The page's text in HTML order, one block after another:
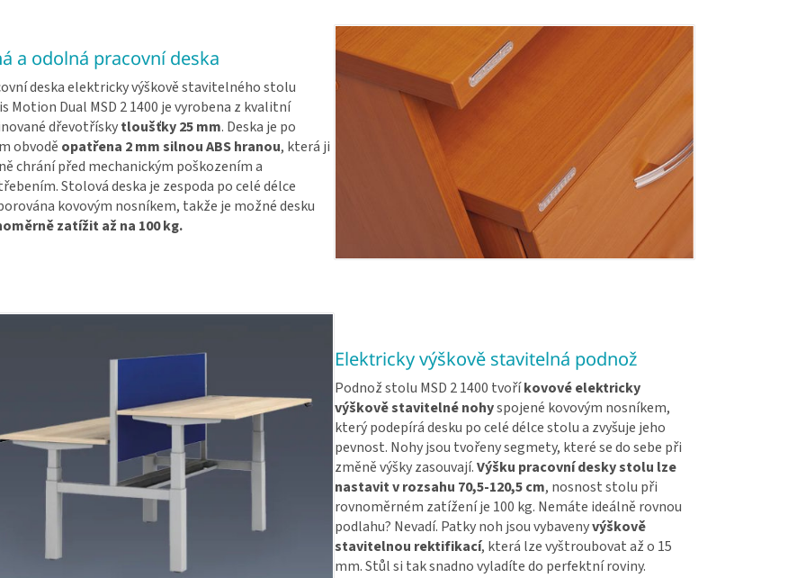
a odolná pracovní deska
deska elektricky výškově stavitelného stolu
Motion Dual MSD 2 1400 je vyrobena z kvalitní
dřevotřískytloušťky 25 mm. Deska je po
obvodě opatřena 2 mm silnou ABS hranou, která ji
chrání před mechanickým poškozením a
Stolová deska je zespoda po celé délce
kovovým nosníkem, takže je možné desku
zatížit až na 100 kg.
Elektricky výškově stavitelná podnož
Podnož stolu MSD 2 1400 tvoříkovové elektricky
výškově stavitelné nohyspojené kovovým nosníkem,
který podepírá desku po celé délce stolu a zvyšuje jeho
pevnost. Nohy jsou tvořeny segmety, které se do sebe při
změně výšky zasouvají.Výšku pracovní desky stolu lze
nastavit v rozsahu 70,5-120,5 cm, nosnost stolu při
rovnoměrném zatížení je 100 kg. Nemáte ideálně rovnou
podlahu? Nevadí. Patky noh jsou vybavenyvýškově
stavitelnou rektifikací, která lze vyštroubovat až o 15
mm. Stůl si tak snadno vyladíte do perfektní roviny.